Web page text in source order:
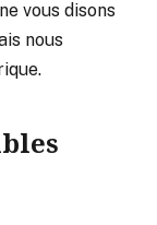
vous disons
nous